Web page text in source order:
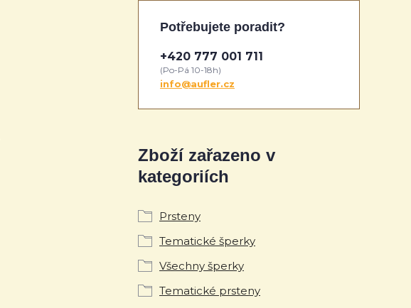
Zboží zařazeno v
kategoriích
Prsteny
Tematické šperky
Všechny šperky
Tematické prsteny
Potřebujete poradit?
+420 777 001 711
(Po-Pá 10-18h)
info@aufler.cz